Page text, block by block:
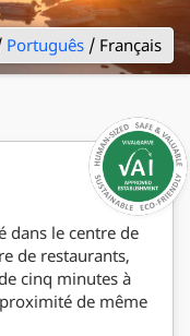
Português / Français
dans le centre de
de restaurants,
cinq minutes à
de même